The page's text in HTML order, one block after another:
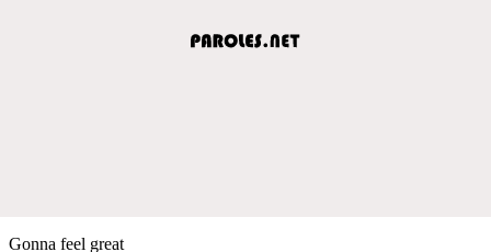
Gonna feel great